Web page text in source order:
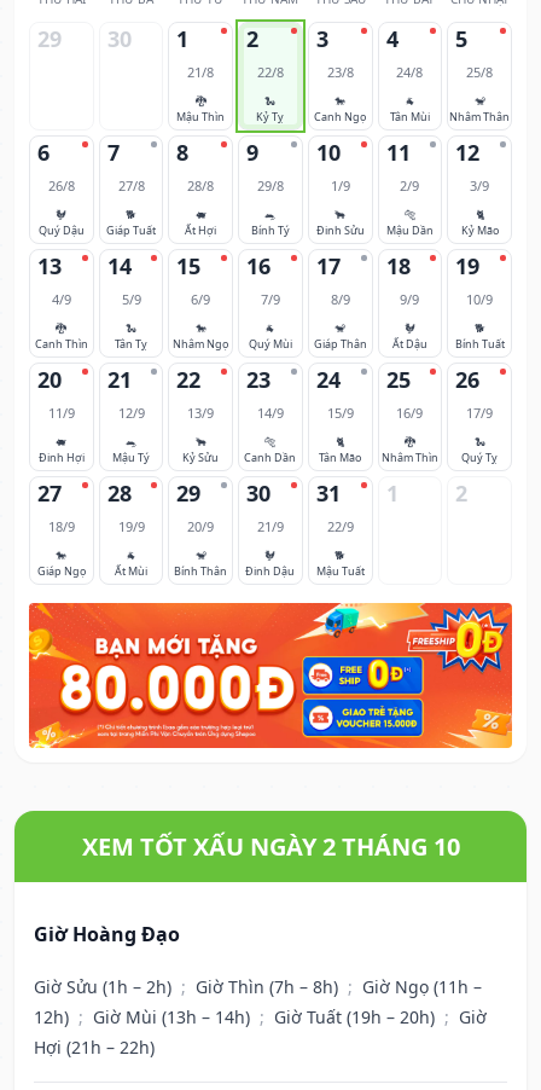
29 30 1
21/8
🐉
Mậu Thìn
2
22/8
🐍
Kỷ Tỵ
3
23/8
🐎
Canh Ngọ
4
24/8
🐐
Tân Mùi
5
25/8
🐒
Nhâm Thân
6
26/8
🐓
Quý Dậu
7
27/8
🐕
Giáp Tuất
8
28/8
🐖
Ất Hợi
9
29/8
🐀
Bính Tý
10
1/9
🐂
Đinh Sửu
11
2/9
🐅
Mậu Dần
12
3/9
🐈
Kỷ Mão
13
4/9
🐉
Canh Thìn
14
5/9
🐍
Tân Tỵ
15
6/9
🐎
Nhâm Ngọ
16
7/9
🐐
Quý Mùi
17
8/9
🐒
Giáp Thân
18
9/9
🐓
Ất Dậu
19
10/9
🐕
Bính Tuất
20
11/9
🐖
Đinh Hợi
21
12/9
🐀
Mậu Tý
22
13/9
🐂
Kỷ Sửu
23
14/9
🐅
Canh Dần
24
15/9
🐈
Tân Mão
25
16/9
🐉
Nhâm Thìn
26
17/9
🐍
Quý Tỵ
27
18/9
🐎
Giáp Ngọ
28
19/9
🐐
Ất Mùi
29
20/9
🐒
Bính Thân
30
21/9
🐓
Đinh Dậu
31
22/9
🐕
Mậu Tuất
1 2
XEM TỐT XẤU NGÀY 2 THÁNG 10
Giờ Hoàng Đạo
Giờ Sửu (1h – 2h) ; Giờ Thìn (7h – 8h) ; Giờ Ngọ (11h –
12h) ; Giờ Mùi (13h – 14h) ; Giờ Tuất (19h – 20h) ; Giờ
Hợi (21h – 22h)